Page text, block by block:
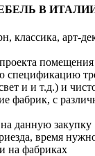
В
классика, арт-
помещения
спецификацию
и и т.д.) и
фабрик, с
данную закупку
время
на фабриках